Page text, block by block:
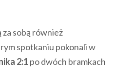
za sobą również
spotkaniu pokonali w
2:1 po dwóch bramkach